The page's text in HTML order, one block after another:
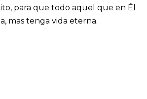
para que todo aquel que en Él
mas tenga vida eterna.